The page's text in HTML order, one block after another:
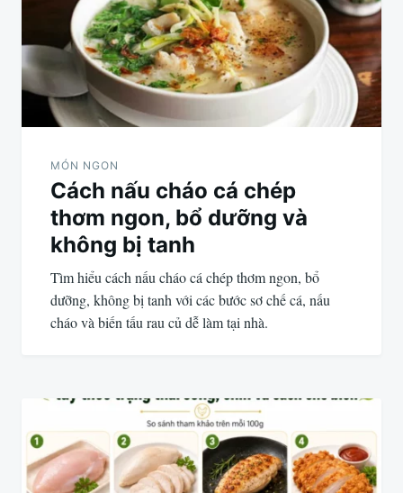
viết
MÓN NGON
Cách nấu cháo cá chép
thơm ngon, bổ dưỡng và
không bị tanh
Tìm hiểu cách nấu cháo cá chép thơm ngon, bổ
dưỡng, không bị tanh với các bước sơ chế cá, nấu
cháo và biến tấu rau củ dễ làm tại nhà.